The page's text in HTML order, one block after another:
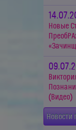
Новые
(Видео)
Новости